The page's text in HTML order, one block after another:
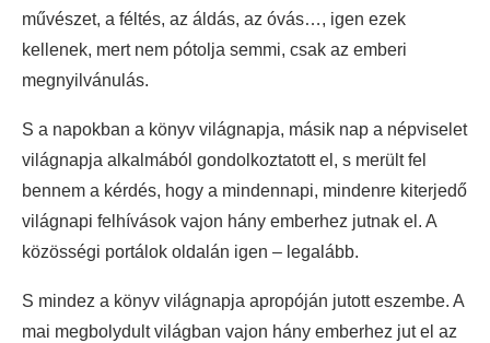
művészet, a féltés, az áldás, az óvás…, igen ezek
kellenek, mert nem pótolja semmi, csak az emberi
megnyilvánulás.
S a napokban a könyv világnapja, másik nap a népviselet
világnapja alkalmából gondolkoztatott el, s merült fel
bennem a kérdés, hogy a mindennapi, mindenre kiterjedő
világnapi felhívások vajon hány emberhez jutnak el. A
közösségi portálok oldalán igen – legalább.
S mindez a könyv világnapja apropóján jutott eszembe. A
mai megbolydult világban vajon hány emberhez jut el az